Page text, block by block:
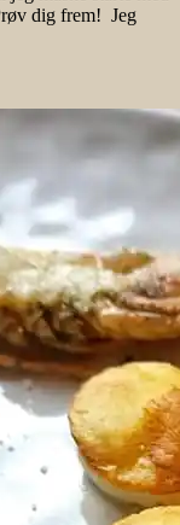
dig frem! Jeg